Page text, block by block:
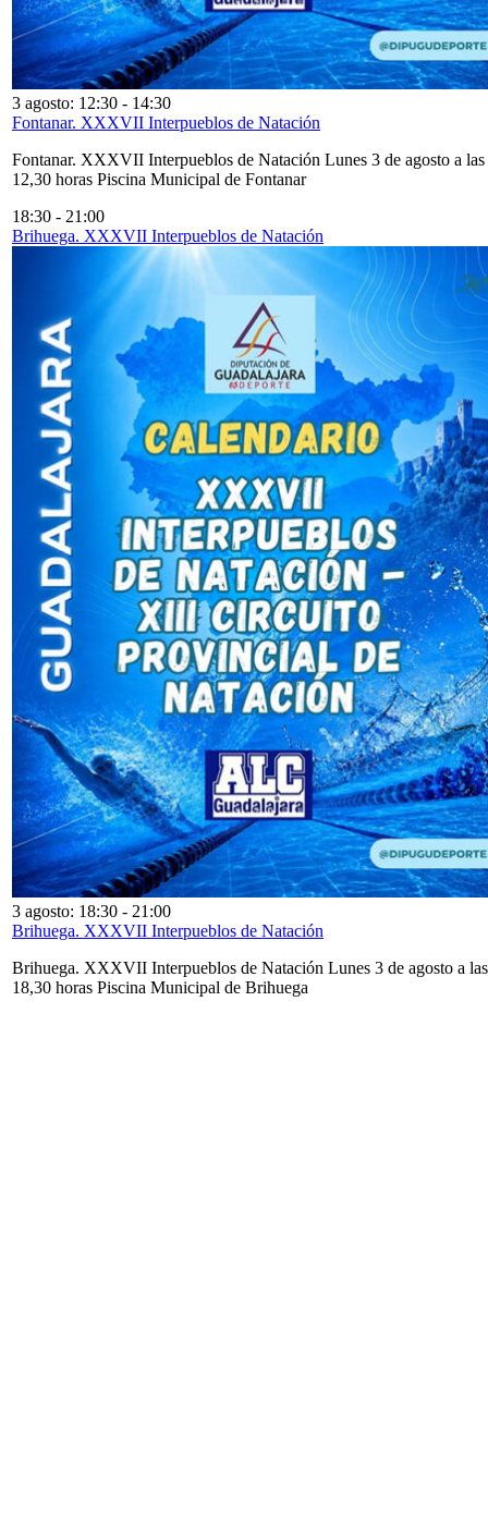
3 agosto: 12:30 - 14:30
Fontanar. XXXVII Interpueblos de Natación
Fontanar. XXXVII Interpueblos de Natación Lunes 3 de agosto a las
12,30 horas Piscina Municipal de Fontanar
18:30 - 21:00
Brihuega. XXXVII Interpueblos de Natación
3 agosto: 18:30 - 21:00
Brihuega. XXXVII Interpueblos de Natación
Brihuega. XXXVII Interpueblos de Natación Lunes 3 de agosto a las
18,30 horas Piscina Municipal de Brihuega